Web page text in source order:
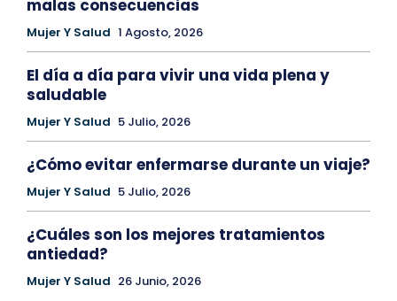
malas consecuencias
Mujer Y Salud 1 Agosto, 2026
El día a día para vivir una vida plena y
saludable
Mujer Y Salud 5 Julio, 2026
¿Cómo evitar enfermarse durante un viaje?
Mujer Y Salud 5 Julio, 2026
¿Cuáles son los mejores tratamientos
antiedad?
Mujer Y Salud 26 Junio, 2026